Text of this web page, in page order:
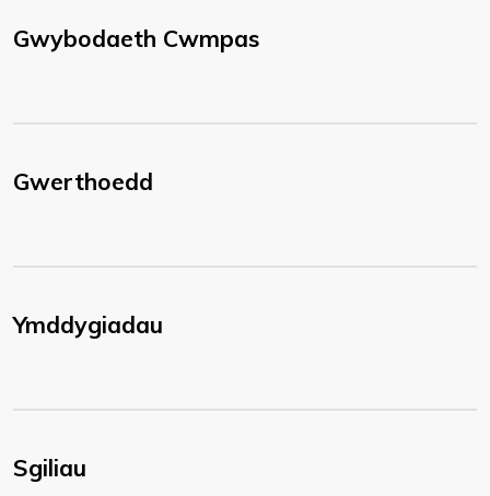
Gwybodaeth Cwmpas
Gwerthoedd
Ymddygiadau
Sgiliau